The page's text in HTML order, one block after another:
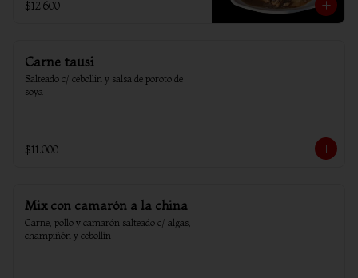
$12.600
Carne tausi
Salteado c/ cebollin y salsa de poroto de
soya
$11.000
Mix con camarón a la china
Carne, pollo y camarón salteado c/ algas,
champiñón y cebollín